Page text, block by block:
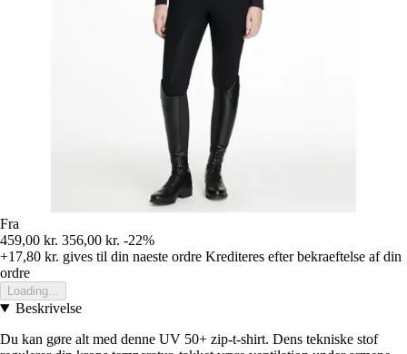
Fra
459,00 kr. 356,00 kr. -22%
+17,80 kr. gives til din naeste ordre Krediteres efter bekraeftelse af din
ordre
Loading...
Beskrivelse
Du kan gøre alt med denne UV 50+ zip-t-shirt. Dens tekniske stof